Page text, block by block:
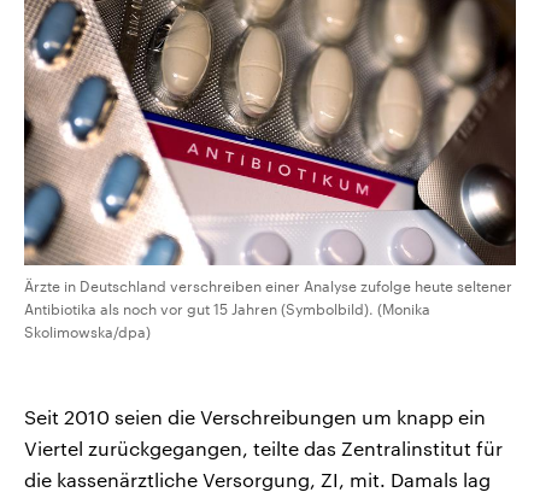
CDU, SPD und FDP regiert.-
Umfragen, Prognosen,
Wahlprogramme, aktuelle Berichte
und Hintergründe zu den Parteien
und Kandidaten der anstehenden
Wahl.
aktuelle Weltgeschehen.
Sendungen Programm Podcasts
Audio-Archiv
Ärzte in Deutschland verschreiben einer Analyse zufolge heute seltener
Antibiotika als noch vor gut 15 Jahren (Symbolbild). (Monika
Skolimowska/dpa)
Seit 2010 seien die Verschreibungen um knapp ein
Viertel zurückgegangen, teilte das Zentralinstitut für
die kassenärztliche Versorgung, ZI, mit. Damals lag